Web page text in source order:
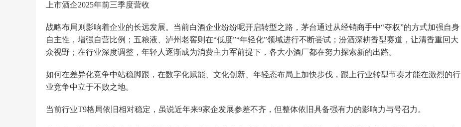
上市酒企2025年前三季度营收
战略布局则影响着企业的长远发展。当前白酒企业纷纷呢开启转型之路，茅台通过从经销商手中“夺权”的方式加强自身
自主性，增强自营比例；五粮液、泸州老窖则在“低度”“年轻化”领域进行不断尝试；汾酒深耕香型赛道，让清香重回大
众视野；在行业深度调整，年轻人逐渐成为消费主力军前提下，各大小酒厂都在努力探索新的出路。
如何在差异化竞争中站稳脚跟，在数字化赋能、文化创新、年轻态布局上加快步伐，跟上行业转型节奏才能在激烈的行
业竞争中立于不败之地。
当前行业T9格局依旧相对稳定，虽说近年来9家企发展参差不齐，但整体依旧具备强有力的影响力与号召力。